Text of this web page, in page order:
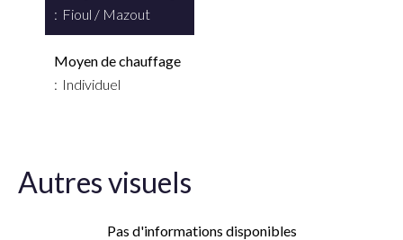
Fioul / Mazout
Moyen de chauffage
Individuel
Autres visuels
Pas d'informations disponibles